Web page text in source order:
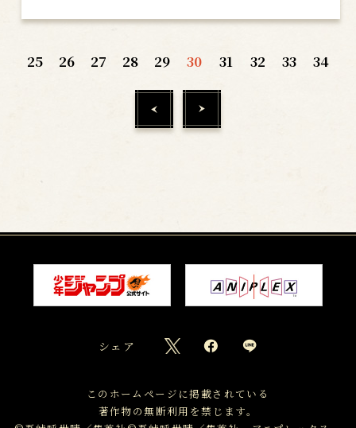
25 26 27 28 29 30 31 32 33 34
シェア
このホームページに掲載されている
著作物の無断利用を禁じます。